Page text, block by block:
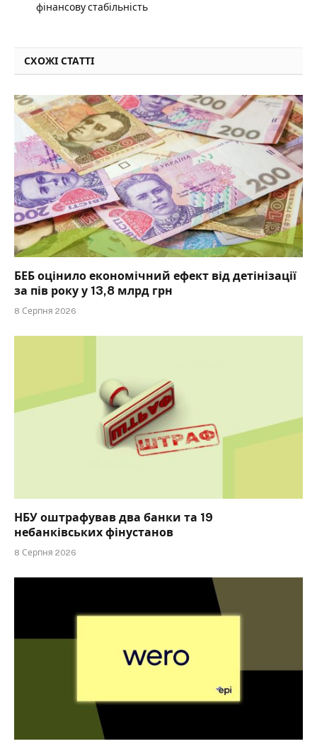
фінансову стабільність
СХОЖІ СТАТТІ
БЕБ оцінило економічний ефект від детінізації
за пів року у 13,8 млрд грн
8 Серпня 2026
НБУ оштрафував два банки та 19
небанківських фінустанов
8 Серпня 2026